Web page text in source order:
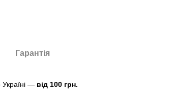
Гарантія
— від 100 грн.